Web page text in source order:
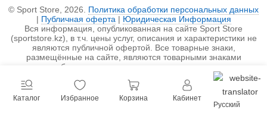
© Sport Store, 2026. Политика обработки персональных данных
| Публичная оферта| Юридическая Информация
Вся информация, опубликованная на сайте Sport Store
(sportstore.kz), в т.ч. цены услуг, описания и характеристики не
являются публичной офертой. Все товарные знаки,
размещённые на сайте, являются товарными знаками
правообладателя и используются исключительно в
Каталог Избранное Корзина Кабинет
Русский